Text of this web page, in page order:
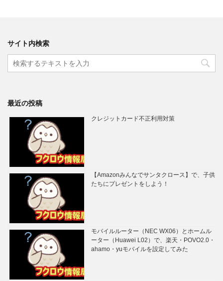
サイト内検索
最近の投稿
クレジットカード不正利用対策
【Amazonみんなでサンタクロース】で、子供
たちにプレゼントをしよう！
モバイルルーター（NEC WX06）とホームル
ーター（Huawei L02）で、楽天・POVO2.0・
ahamo・yuモバイルを設定してみた